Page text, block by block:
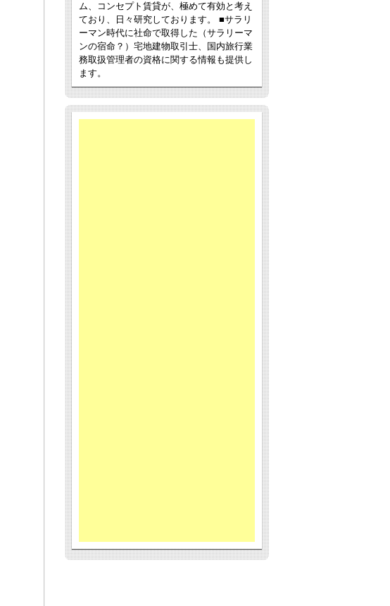
ム、コンセプト賃貸が、極めて有効と考え
ており、日々研究しております。 ■サラリ
ーマン時代に社命で取得した（サラリーマ
ンの宿命？）宅地建物取引士、国内旅行業
務取扱管理者の資格に関する情報も提供し
ます。
ー